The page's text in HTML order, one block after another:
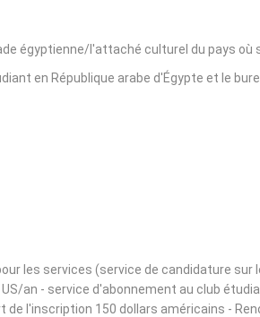
égyptienne/l'attaché culturel du pays où
en République arabe d'Égypte et le
les services (service de candidature
an - service d'abonnement au club
l'inscription 150 dollars américains -